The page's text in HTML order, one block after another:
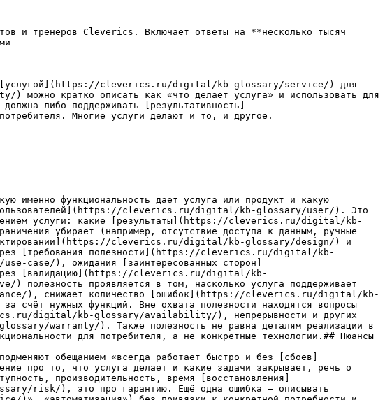
и тренеров Cleverics. Включает ответы на **несколько тысяч
[услугой](https://cleverics.ru/digital/kb-glossary/service/) для
кратко описать как «что делает услуга» и использовать для
либо поддерживать [результативность]
Многие услуги делают и то, и другое.
функциональность даёт услуга или продукт и какую
cleverics.ru/digital/kb-glossary/user/). Это
услуги: какие [результаты](https://cleverics.ru/digital/kb-
убирает (например, отсутствие доступа к данным, ручные
cleverics.ru/digital/kb-glossary/design/) и
[требования полезности](https://cleverics.ru/digital/kb-
), ожидания [заинтересованных сторон]
[валидацию](https://cleverics.ru/digital/kb-
проявляется в том, насколько услуга поддерживает
), снижает количество [ошибок](https://cleverics.ru/digital/kb-
счёт нужных функций. Вне охвата полезности находятся вопросы
digital/kb-glossary/availability/), непрерывности и других
warranty/). Также полезность не равна деталям реализации в
для потребителя, а не конкретные технологии.## Нюансы
обещанием «всегда работает быстро и без [сбоев]
то, что услуга делает и какие задачи закрывает, речь о
производительность, время [восстановления]
), это про гарантию. Ещё одна ошибка — описывать